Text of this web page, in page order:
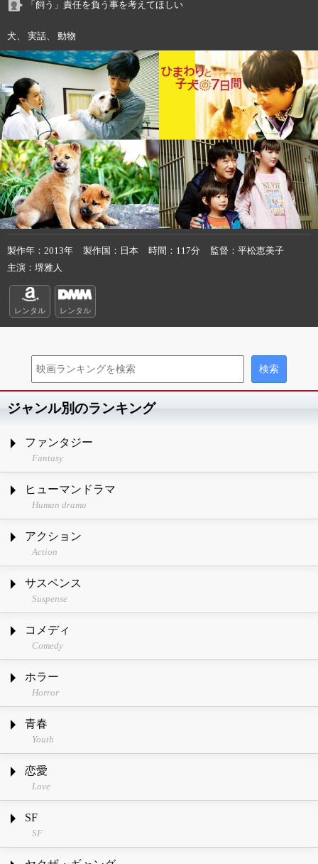
「飼う」責任を負う事を考えてほしい
犬、 実話、 動物
製作年 2013年 製作国 日本 時間 117分 監督
平松恵美子
主演
堺雅人
レンタル レンタル
ジャンル別のランキング
ファンタジー
Fantasy
ヒューマンドラマ
Human drama
アクション
Action
サスペンス
Suspense
コメディ
Comedy
ホラー
Horror
青春
Youth
恋愛
Love
SF
SF